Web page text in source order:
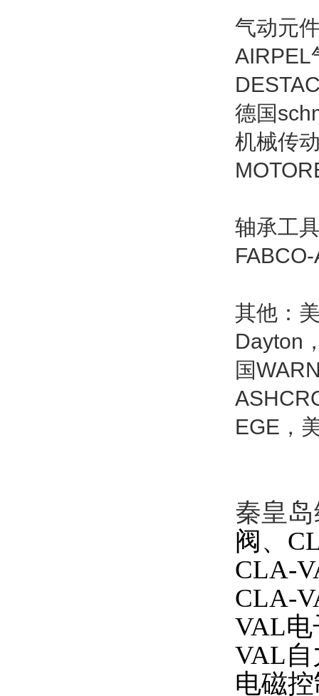
气动元
AIRPEL
德国
机械传
轴承工
其他：
Dayton
国
EGE，
秦皇
阀、
CLA-
CLA-
VAL电
VAL
电磁